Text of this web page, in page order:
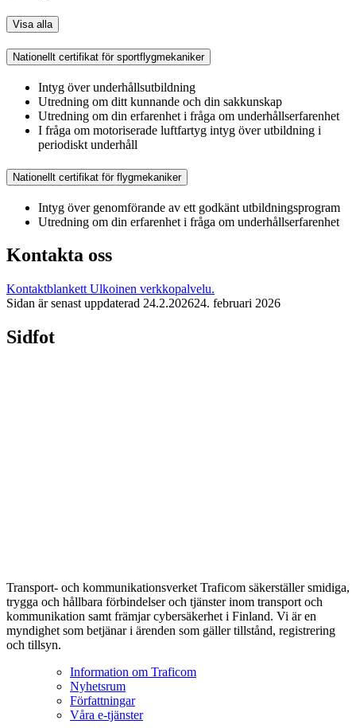
Visa alla
Nationellt certifikat för sportflygmekaniker
Intyg över underhållsutbildning
Utredning om ditt kunnande och din sakkunskap
Utredning om din erfarenhet i fråga om underhållserfarenhet
I fråga om motoriserade luftfartyg intyg över utbildning i
periodiskt underhåll
Nationellt certifikat för flygmekaniker
Intyg över genomförande av ett godkänt utbildningsprogram
Utredning om din erfarenhet i fråga om underhållserfarenhet
Kontakta oss
Kontaktblankett Ulkoinen verkkopalvelu.
Sidan är senast uppdaterad 24.2.202624. februari 2026
Sidfot
Transport- och kommunikationsverket Traficom säkerställer smidiga,
trygga och hållbara förbindelser och tjänster inom transport och
kommunikation samt främjar cybersäkerhet i Finland. Vi är en
myndighet som betjänar i ärenden som gäller tillstånd, registrering
och tillsyn.
Information om Traficom
Nyhetsrum
Författningar
Våra e-tjänster